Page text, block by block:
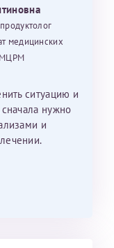
медицинских
МЦРМ
ситуацию и
нужно
и